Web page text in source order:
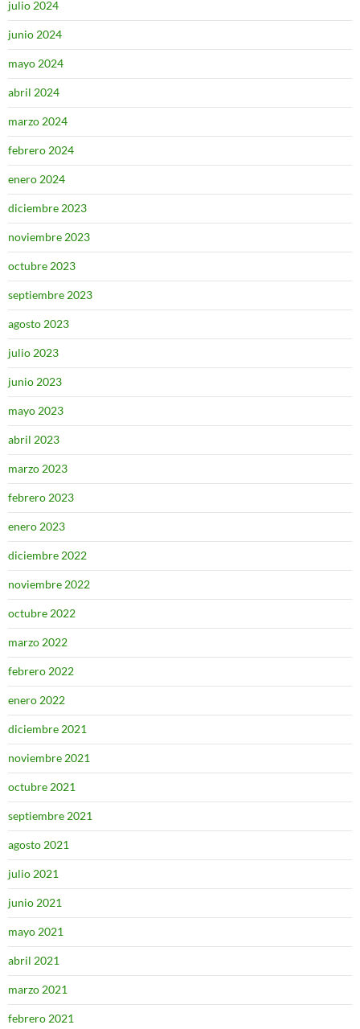
julio 2024
junio 2024
mayo 2024
abril 2024
marzo 2024
febrero 2024
enero 2024
diciembre 2023
noviembre 2023
octubre 2023
septiembre 2023
agosto 2023
julio 2023
junio 2023
mayo 2023
abril 2023
marzo 2023
febrero 2023
enero 2023
diciembre 2022
noviembre 2022
octubre 2022
marzo 2022
febrero 2022
enero 2022
diciembre 2021
noviembre 2021
octubre 2021
septiembre 2021
agosto 2021
julio 2021
junio 2021
mayo 2021
abril 2021
marzo 2021
febrero 2021